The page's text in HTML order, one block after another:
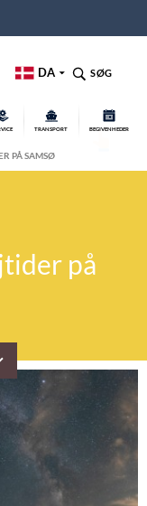
DA SØG
TRANSPORT BEGIVENHEDER
PÅ SAMSØ
på